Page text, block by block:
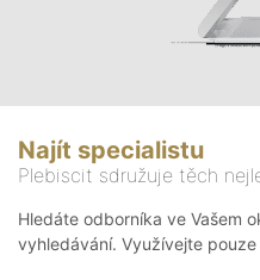
Najít specialistu
Plebiscit sdružuje těch
Hledáte odborníka ve Vašem
vyhledávání. Využívejte